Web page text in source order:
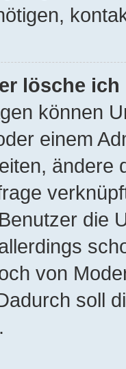
lösche
können
einem
ändere
die
von
soll